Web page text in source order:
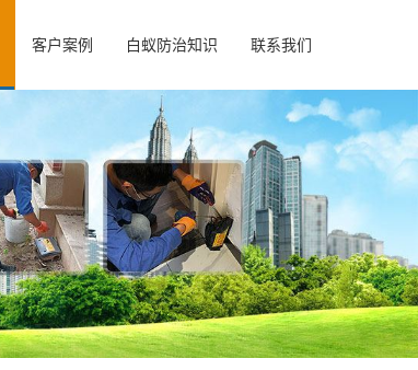
客户案例 白蚁防治知识 联系我们